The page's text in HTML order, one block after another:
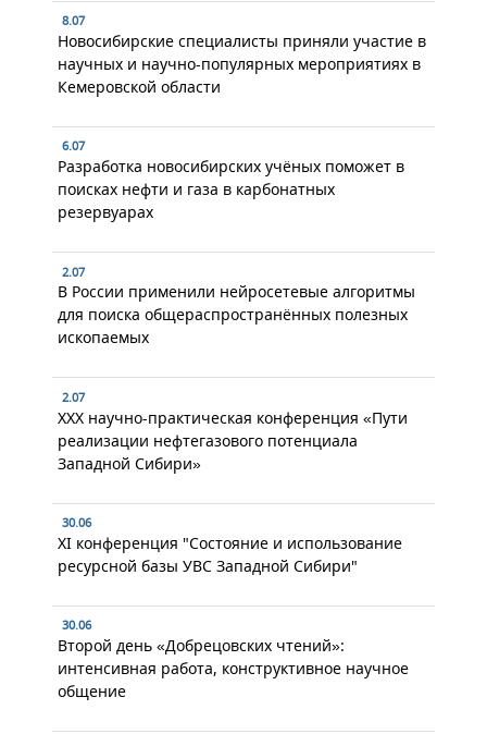
8.07
Новосибирские специалисты приняли участие в
научных и научно-популярных мероприятиях в
Кемеровской области
6.07
Разработка новосибирских учёных поможет в
поисках нефти и газа в карбонатных
резервуарах
2.07
В России применили нейросетевые алгоритмы
для поиска общераспространённых полезных
ископаемых
2.07
XXX научно-практическая конференция «Пути
реализации нефтегазового потенциала
Западной Сибири»
30.06
XI конференция "Состояние и использование
ресурсной базы УВС Западной Сибири"
30.06
Второй день «Добрецовских чтений»:
интенсивная работа, конструктивное научное
общение